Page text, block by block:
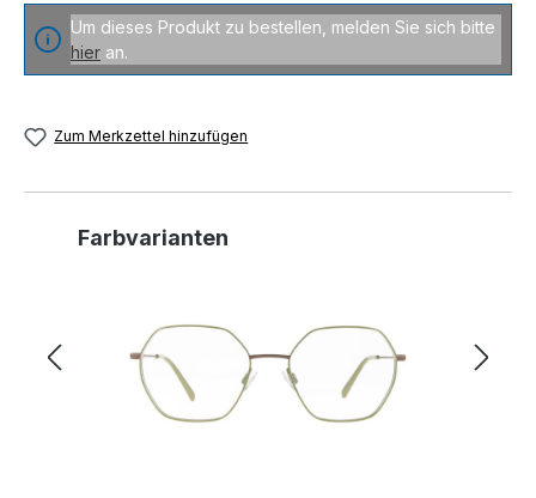
Um dieses Produkt zu bestellen, melden Sie sich bitte
hier an.
Zum Merkzettel hinzufügen
Produktgalerie überspringen
Farbvarianten